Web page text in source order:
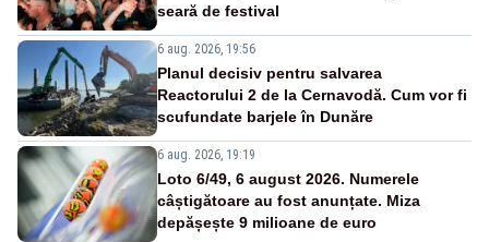
seară de festival
6 aug. 2026, 19:56
Planul decisiv pentru salvarea
Reactorului 2 de la Cernavodă. Cum vor fi
scufundate barjele în Dunăre
6 aug. 2026, 19:19
Loto 6/49, 6 august 2026. Numerele
câștigătoare au fost anunțate. Miza
depășește 9 milioane de euro